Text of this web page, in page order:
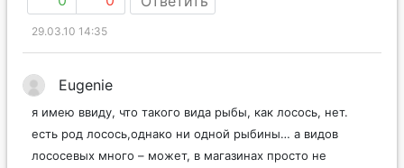
29.03.10 14:35
Eugenie
я имею ввиду, что такого вида рыбы, как лосось, нет.
есть род лосось,однако ни одной рыбины… а видов
лососевых много – может, в магазинах просто не